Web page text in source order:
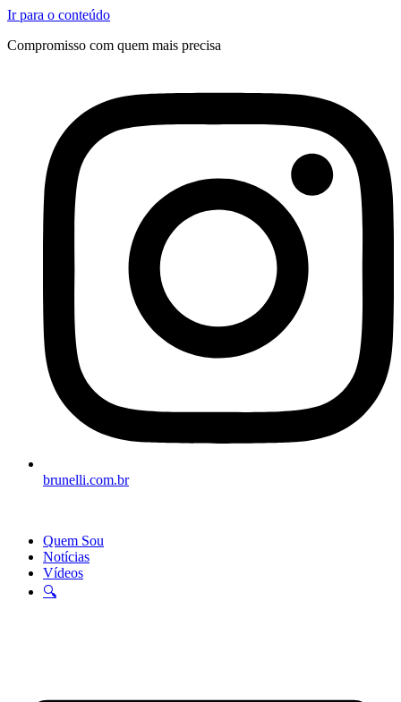
Ir para o conteúdo
Compromisso com quem mais precisa
brunelli.com.br
Quem Sou
Notícias
Vídeos
🔍